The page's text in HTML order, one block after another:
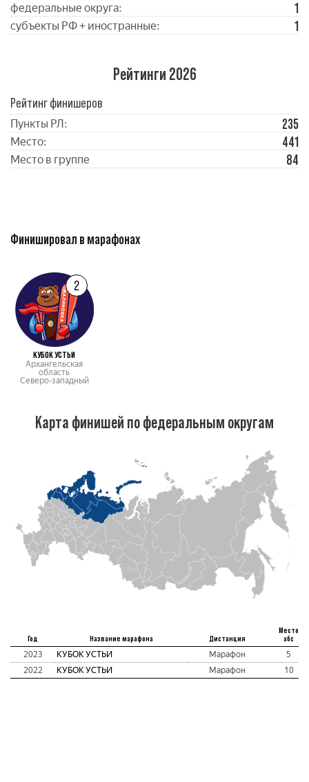
федеральные округа: 1
субъекты РФ + иностранные: 1
Рейтинги 2026
Рейтинг финишеров
Пункты РЛ: 235
Место: 441
Место в группе 84
Финишировал в марафонах
2
КУБОК УСТЬИ
Архангельская
область
Северо-западный
Карта финишей по федеральным округам
Год Название марафона Дистанция
Место
абс
2023 КУБОК УСТЬИ Марафон
5
2022
КУБОК УСТЬИ Марафон 10